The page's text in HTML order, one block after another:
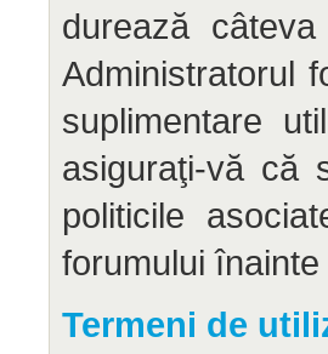
durează
Administratorul
suplimentare
asiguraţi-vă că
politicile
forumului
Termeni de